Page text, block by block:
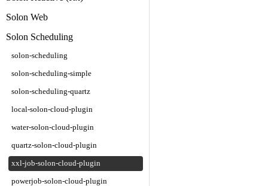
Solon Web
Solon Scheduling
solon-scheduling
solon-scheduling-simple
solon-scheduling-quartz
local-solon-cloud-plugin
water-solon-cloud-plugin
quartz-solon-cloud-plugin
xxl-job-solon-cloud-plugin
powerjob-solon-cloud-plugin